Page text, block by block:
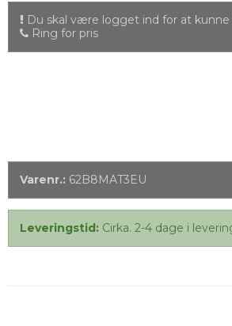
Du skal være logget ind for at kunne
Ring for pris
Varenr.: 62B8MAT3EU
Leveringstid: Cirka. 2-4 dage i